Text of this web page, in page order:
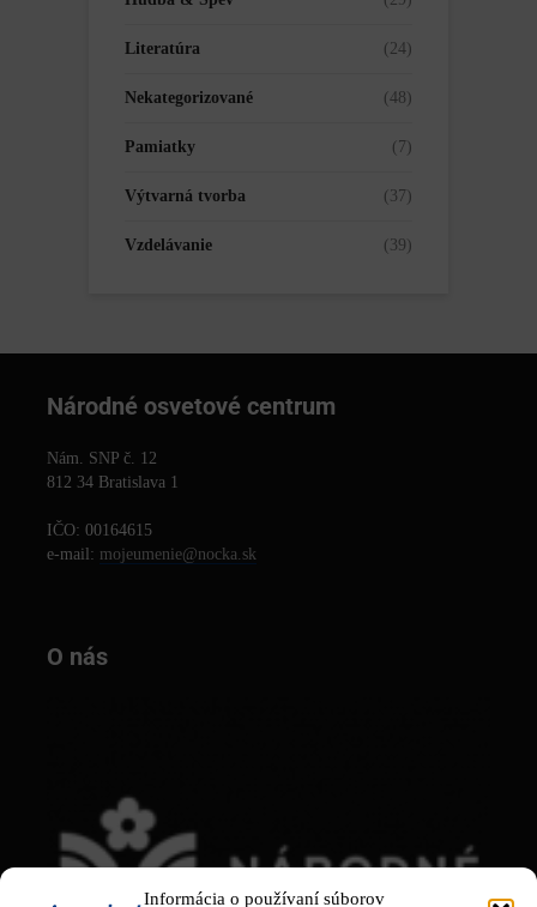
Informácia o používaní súborov
Literatúra (24)
Nekategorizované (48)
Pamiatky (7)
Výtvarná tvorba (37)
Vzdelávanie (39)
Národné osvetové centrum
Nám. SNP č. 12
812 34 Bratislava 1
IČO: 00164615
e-mail: mojeumenie@nocka.sk
O nás